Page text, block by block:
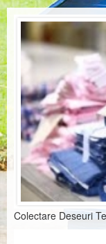
Colectare Deseuri